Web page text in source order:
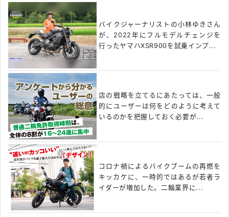
バイクジャーナリストの小林ゆきさん
が、2022年にフルモデルチェンジを
行ったヤマハXSR900を試乗インプ...
店の戦略を立てるにあたっては、一般
的にユーザーは何をどのように考えて
いるのかを把握しておく必要が...
コロナ禍によるバイクブームの再燃を
キッカケに、一時的ではあるが若者ラ
イダーが増加した。二輪業界に...